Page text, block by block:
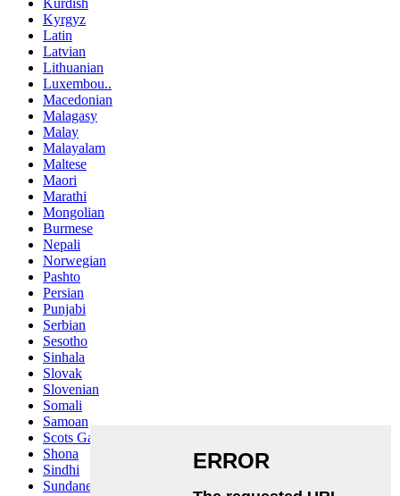
Kurdish
Kyrgyz
Latin
Latvian
Lithuanian
Luxembou..
Macedonian
Malagasy
Malay
Malayalam
Maltese
Maori
Marathi
Mongolian
Burmese
Nepali
Norwegian
Pashto
Persian
Punjabi
Serbian
Sesotho
Sinhala
Slovak
Slovenian
Somali
Samoan
Scots Gaelic
Shona
Sindhi
Sundanese